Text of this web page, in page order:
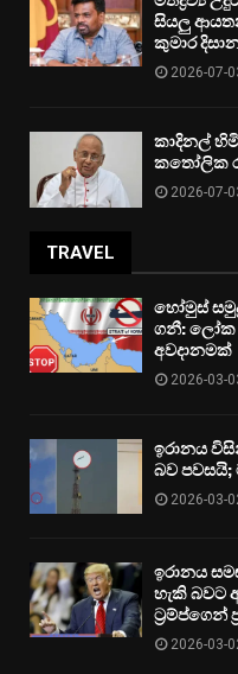
සියලු
කුමාර
2026-07-
කාදිනල්
කතෝලික
2026-07-
TRAVEL
හෝමුස්
ගනී: ලෝක
අවදානමක්
2026-03-
ඉරානය
බව පවසයි;
2026-03-
ඉරානය
හැකි බවට
ට්‍රම්ප්ගෙන්
2026-03-